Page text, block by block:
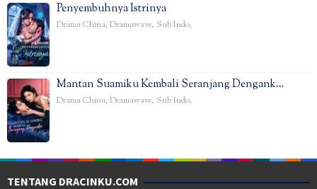
Penyembuhnya Istrinya
Drama China, Dramawave, Sub Indo,
Mantan Suamiku Kembali Seranjang Dengank…
Drama China, Dramawave, Sub Indo,
TENTANG DRACINKU.COM